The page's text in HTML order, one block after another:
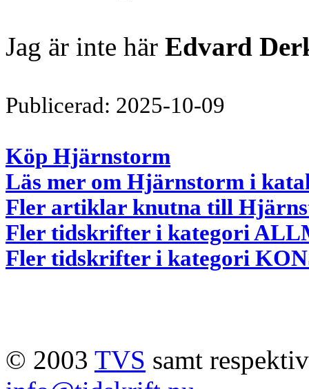
Jag är inte här Edvard
Publicerad: 2025-10-09
Köp Hjärnstorm
Läs mer om Hjärnstorm i
Fler artiklar knutna till
Fler tidskrifter i kategori
Fler tidskrifter i kategori
© 2003 TVS samt